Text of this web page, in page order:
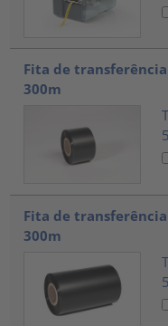
Fita de
300m
Fita de
300m